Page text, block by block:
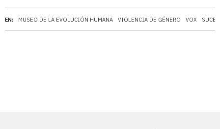
EN: MUSEO DE LA EVOLUCIÓN HUMANA VIOLENCIA DE GÉNERO VOX